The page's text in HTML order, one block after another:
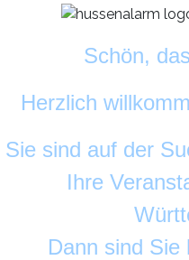
Schön,
Herzlich
Sie sind auf der
Ihre
Dann sind Sie